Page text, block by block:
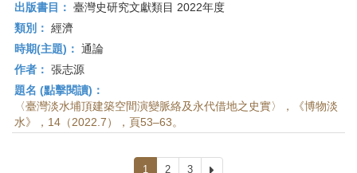
出版書目： 臺灣史研究文獻類目 2022年度
類別： 經濟
時期(主題)： 通論
作者： 張志源
題名 (點擊閱讀)：
〈臺灣淡水埔頂建築空間演變脈絡及永代借地之史實〉，《博物淡
水》，14（2022.7），頁53–63。
1 2 3